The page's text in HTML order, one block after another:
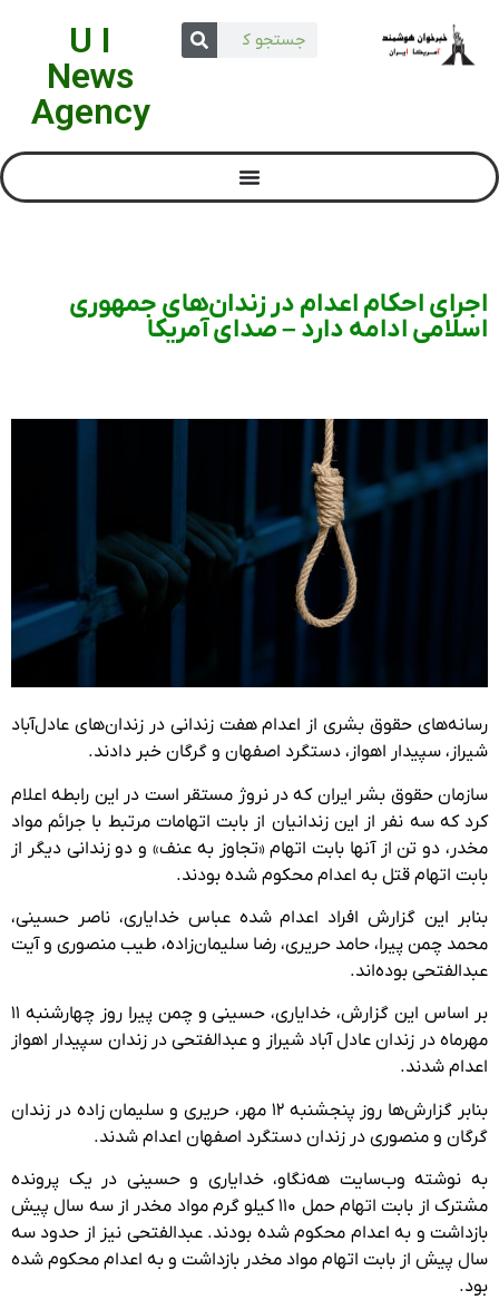
U I
News
Agency
اجرای احکام اعدام در زندان‌های جمهوری
اسلامی ادامه دارد – صدای آمریکا
رسانه‌های حقوق بشری از اعدام هفت زندانی در زندان‌های عادل‌آباد
شیراز، سپیدار اهواز، دستگرد اصفهان و گرگان خبر دادند.
سازمان حقوق بشر ایران که در نروژ مستقر است در این رابطه اعلام
کرد که سه نفر از این زندانیان از بابت اتهامات مرتبط با جرائم مواد
مخدر، دو تن از آنها بابت اتهام «تجاوز به عنف» و دو زندانی دیگر از
بابت اتهام قتل به اعدام محکوم شده بودند.
بنابر این گزارش افراد اعدام شده عباس خدایاری، ناصر حسینی،
محمد چمن‌ پیرا، حامد حریری، رضا سلیمان‌‌زاده، طیب منصوری و آیت
عبدالفتحی بوده‌اند.
بر اساس این گزارش، خدایاری، حسینی و چمن پیرا روز چهارشنبه ۱۱
مهرماه در زندان عادل آباد شیراز و عبدالفتحی در زندان سپیدار اهواز
اعدام شدند.
بنابر گزارش‌ها روز پنجشنبه ۱۲ مهر، حریری و سلیمان زاده در زندان
گرگان و منصوری در زندان دستگرد اصفهان اعدام شدند.
به نوشته وب‌سایت هه‌نگاو، خدایاری و حسینی در یک پرونده
مشترک از بابت اتهام حمل ۱۱۰ کیلو گرم مواد مخدر از سه سال پیش
بازداشت و به اعدام محکوم شده بودند. عبدالفتحی نیز از حدود سه
سال پیش از بابت اتهام مواد مخدر بازداشت و به اعدام محکوم شده
بود.